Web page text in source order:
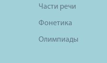
Части речи
Фонетика
Олимпиады